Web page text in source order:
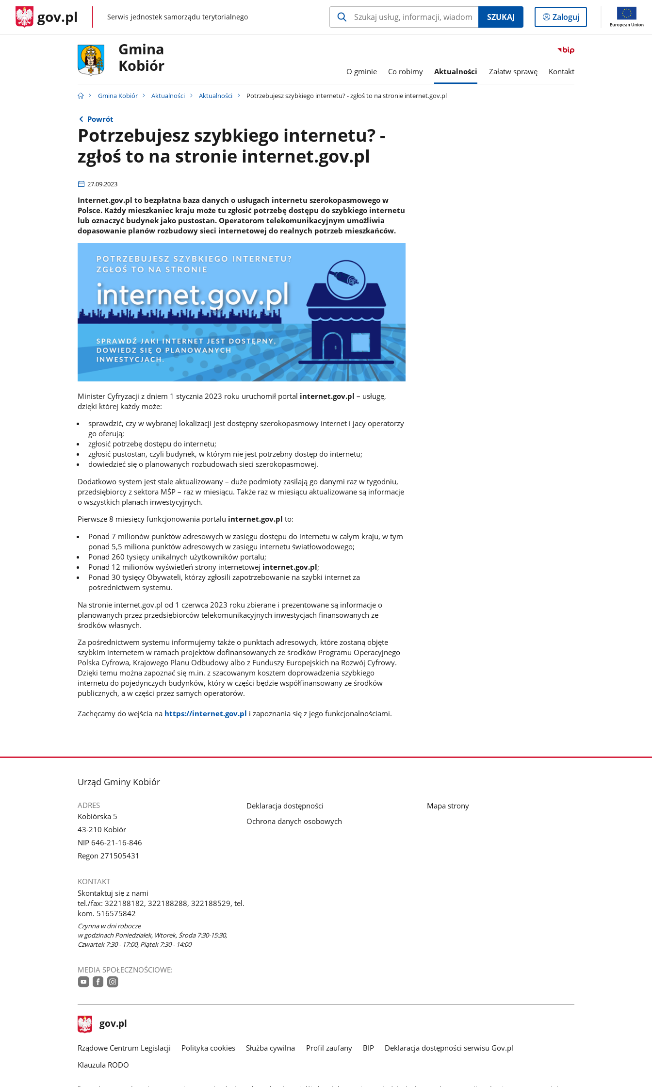
gov.pl gov.plSerwis jednostek samorządu terytorialnego SZUKAJ
Logowanie
do
Zaloguj
Przejdź
serwisu
Gmina
Kobiór
O gminie Co robimy Aktualności Załatw sprawę Kontakt
Gmina Kobiór Aktualności Aktualności Potrzebujesz szybkiego internetu? - zgłoś to na stronie internet.gov.pl
Powrót
Potrzebujesz szybkiego internetu? -
zgłoś to na stronie internet.gov.pl
27.09.2023
Internet.gov.pl to bezpłatna baza danych o usługach internetu szerokopasmowego w
Polsce. Każdy mieszkaniec kraju może tu zgłosić potrzebę dostępu do szybkiego internetu
lub oznaczyć budynek jako pustostan. Operatorom telekomunikacyjnym umożliwia
dopasowanie planów rozbudowy sieci internetowej do realnych potrzeb mieszkańców.
Minister Cyfryzacji z dniem 1 stycznia 2023 roku uruchomił portal internet.gov.pl – usługę,
dzięki której każdy może:
sprawdzić, czy w wybranej lokalizacji jest dostępny szerokopasmowy internet i jacy operatorzy
go oferują;
zgłosić potrzebę dostępu do internetu;
zgłosić pustostan, czyli budynek, w którym nie jest potrzebny dostęp do internetu;
dowiedzieć się o planowanych rozbudowach sieci szerokopasmowej.
Dodatkowo system jest stale aktualizowany – duże podmioty zasilają go danymi raz w tygodniu,
przedsiębiorcy z sektora MŚP – raz w miesiącu. Także raz w miesiącu aktualizowane są informacje
o wszystkich planach inwestycyjnych.
Pierwsze 8 miesięcy funkcjonowania portalu internet.gov.pl to:
Ponad 7 milionów punktów adresowych w zasięgu dostępu do internetu w całym kraju, w tym
ponad 5,5 miliona punktów adresowych w zasięgu internetu światłowodowego;
Ponad 260 tysięcy unikalnych użytkowników portalu;
Ponad 12 milionów wyświetleń strony internetowej internet.gov.pl;
Ponad 30 tysięcy Obywateli, którzy zgłosili zapotrzebowanie na szybki internet za
pośrednictwem systemu.
Na stronie internet.gov.pl od 1 czerwca 2023 roku zbierane i prezentowane są informacje o
planowanych przez przedsiębiorców telekomunikacyjnych inwestycjach finansowanych ze
środków własnych.
Za pośrednictwem systemu informujemy także o punktach adresowych, które zostaną objęte
szybkim internetem w ramach projektów dofinansowanych ze środków Programu Operacyjnego
Polska Cyfrowa, Krajowego Planu Odbudowy albo z Funduszy Europejskich na Rozwój Cyfrowy.
Dzięki temu można zapoznać się m.in. z szacowanym kosztem doprowadzenia szybkiego
internetu do pojedynczych budynków, który w części będzie współfinansowany ze środków
publicznych, a w części przez samych operatorów.
Zachęcamy do wejścia na https://internet.gov.pl i zapoznania się z jego funkcjonalnościami.
stopka
Urząd Gminy Kobiór
ADRES
Kobiórska 5
43-210 Kobiór
NIP 646-21-16-846
Regon 271505431
KONTAKT
Skontaktuj się z nami
tel./fax: 322188182, 322188288, 322188529, tel.
kom. 516575842
Czynna w dni robocze
w godzinach Poniedziałek, Wtorek, Środa 7:30-15:30,
Czwartek 7:30 - 17:00, Piątek 7:30 - 14:00
MEDIA SPOŁECZNOŚCIOWE:
Deklaracja dostępności
Ochrona danych osobowych
Mapa strony
stopka
gov.pl Strona
gov.pl
Rządowe Centrum Legislacji Polityka cookies Służba cywilna Profil zaufany BIP
Deklaracja dostępności serwisu Gov.pl
Klauzula RODO